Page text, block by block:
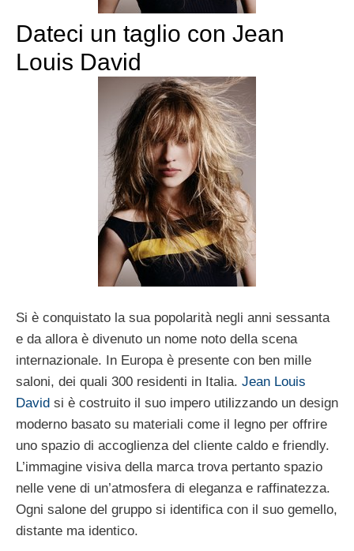
Dateci un taglio con Jean
Louis David
Si è conquistato la sua popolarità negli anni sessanta
e da allora è divenuto un nome noto della scena
internazionale. In Europa è presente con ben mille
saloni, dei quali 300 residenti in Italia. Jean Louis
David si è costruito il suo impero utilizzando un design
moderno basato su materiali come il legno per offrire
uno spazio di accoglienza del cliente caldo e friendly.
L’immagine visiva della marca trova pertanto spazio
nelle vene di un’atmosfera di eleganza e raffinatezza.
Ogni salone del gruppo si identifica con il suo gemello,
distante ma identico.